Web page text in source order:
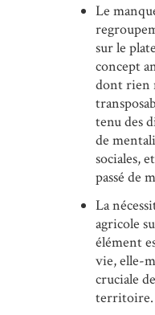
Le
sur le
concept
dont rien
tenu des
de
sociales,
passé de
La
agricole
élément
vie, elle-
cruciale
territoire.